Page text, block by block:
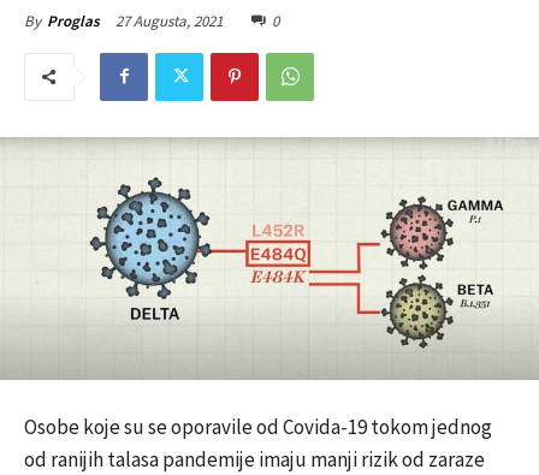
By Proglas 27 Augusta, 2021 0
Osobe koje su se oporavile od Covida-19 tokom jednog
od ranijih talasa pandemije imaju manji rizik od zaraze